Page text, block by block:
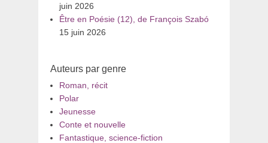
juin 2026
Être en Poésie (12), de François Szabó
15 juin 2026
Auteurs par genre
Roman, récit
Polar
Jeunesse
Conte et nouvelle
Fantastique, science-fiction